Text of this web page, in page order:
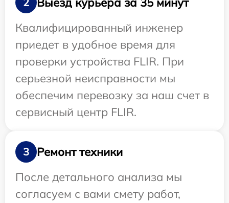
Квалифицированный инженер
приедет в удобное время для
проверки устройства FLIR. При
серьезной неисправности мы
обеспечим перевозку за наш счет в
сервисный центр FLIR.
3
Ремонт техники
После детального анализа мы
согласуем с вами смету работ,